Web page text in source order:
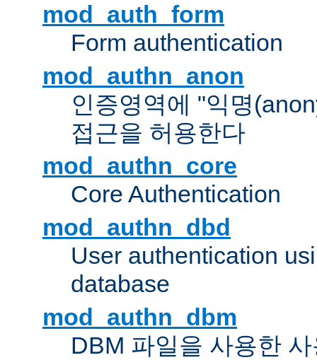
mod_auth_form
Form authentication
mod_authn_anon
인증영역에 "익명
접근을 허용한다
mod_authn_core
Core Authentication
mod_authn_dbd
User authentication
database
mod_authn_dbm
DBM 파일을 사용한